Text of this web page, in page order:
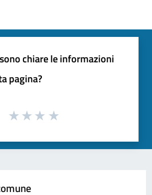
chiare le informazioni
pagina?